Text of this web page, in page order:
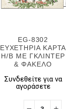
EG-8302
ΕΥΧΕΤΗΡΙΑ ΚΑΡΤΑ
H/B ΜΕ ΓΚΛΙΝΤΕΡ
& ΦΑΚΕΛΟ
Συνδεθείτε για να
αγοράσετε